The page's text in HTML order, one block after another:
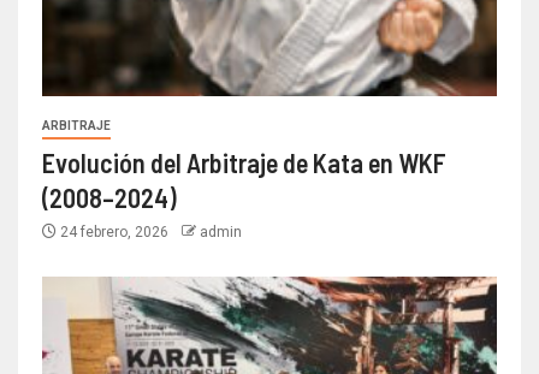
ARBITRAJE
Evolución del Arbitraje de Kata en WKF
(2008–2024)
24 febrero, 2026 admin